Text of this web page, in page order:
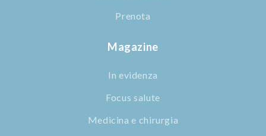
Prenota
Magazine
In evidenza
Focus salute
Medicina e chirurgia